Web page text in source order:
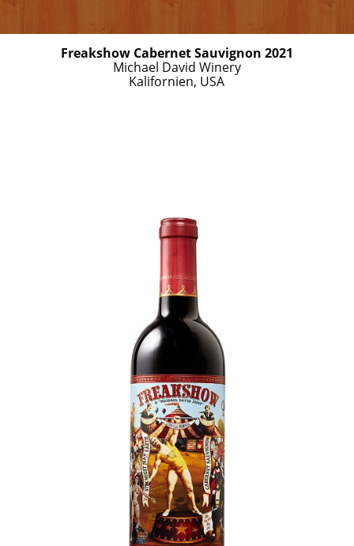
Freakshow Cabernet Sauvignon 2021
Michael David Winery
Kalifornien, USA